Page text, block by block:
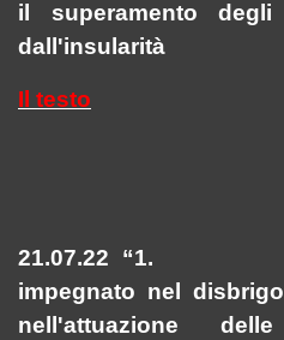
il superamento degli
dall'insularità
Il testo
21.07.22 “1.
impegnato nel
nell'attuazione